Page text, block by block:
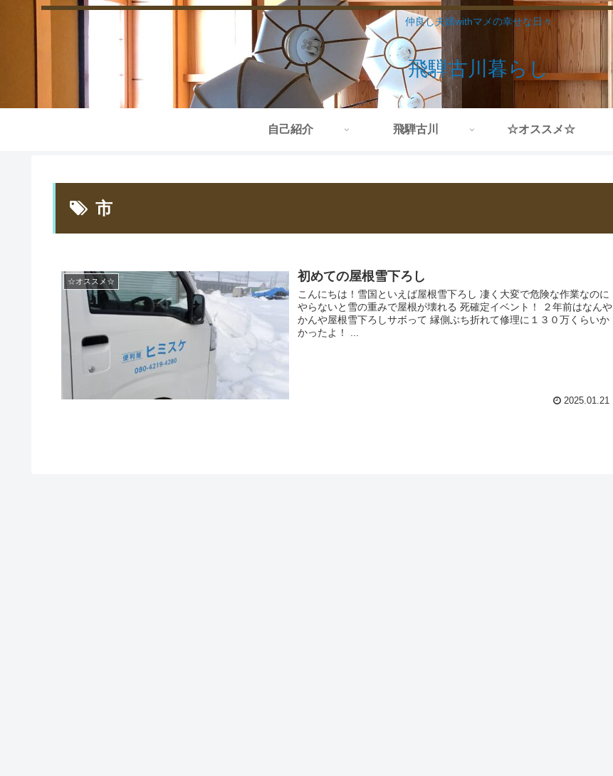
仲良し夫婦withマメの幸せな日々
飛騨古川暮らし
自己紹介 飛騨古川 ☆オススメ☆
市
☆オススメ☆ 初めての屋根雪下ろし
こんにちは！雪国といえば屋根雪下ろし 凄く大変で危険な作業なのに
やらないと雪の重みで屋根が壊れる 死確定イベント！ ２年前はなんや
かんや屋根雪下ろしサボって 縁側ぶち折れて修理に１３０万くらいか
かったよ！ ...
2025.01.21